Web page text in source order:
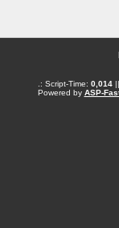
.: Script-Time: 0,014||
Powered by ASP-